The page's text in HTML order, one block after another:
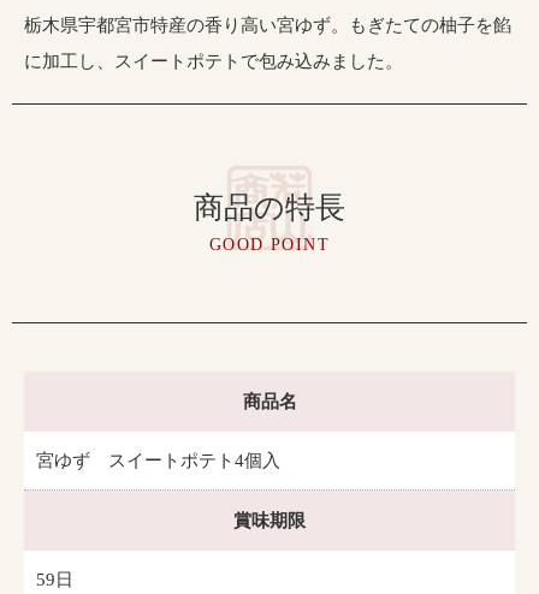
栃木県宇都宮市特産の香り高い宮ゆず。もぎたての柚子を餡
に加工し、スイートポテトで包み込みました。
商品の特長
GOOD POINT
商品名
宮ゆず スイートポテト4個入
賞味期限
59日